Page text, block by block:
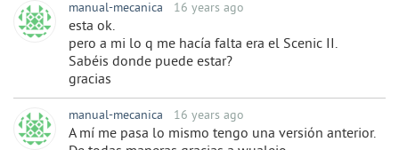
manual-mecanica 16 years ago
esta ok.
pero a mi lo q me hacía falta era el Scenic II.
Sabéis donde puede estar?
gracias
manual-mecanica 16 years ago
A mí me pasa lo mismo tengo una versión anterior.